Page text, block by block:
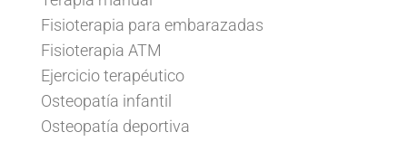
Fisioterapia para embarazadas
Fisioterapia ATM
Ejercicio terapéutico
Osteopatía infantil
Osteopatía deportiva